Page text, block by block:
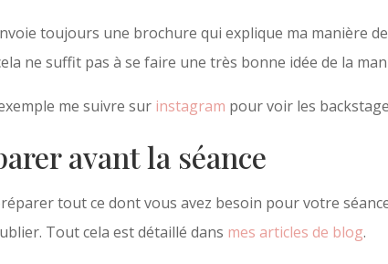
toujours une brochure qui explique ma manière
ne suffit pas à se faire une très bonne idée de la
me suivre sur instagram pour voir les
avant la séance
tout ce dont vous avez besoin pour votre
Tout cela est détaillé dans mes articles de blog.